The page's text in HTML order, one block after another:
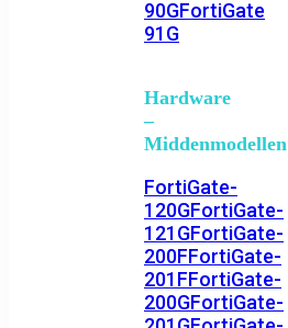
90GFortiGate
91G
Hardware
–
Middenmodellen
FortiGate-
120GFortiGate-
121GFortiGate-
200FFortiGate-
201FFortiGate-
200GFortiGate-